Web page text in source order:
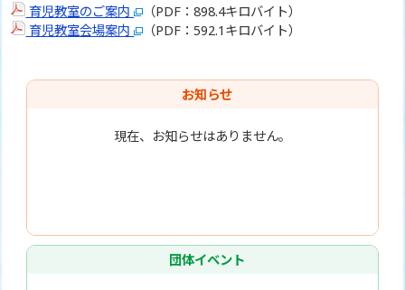
育児教室のご案内
（PDF：898.4キロバイト）
育児教室会場案内
（PDF：592.1キロバイト）
お知らせ
現在、お知らせはありません。
団体イベント